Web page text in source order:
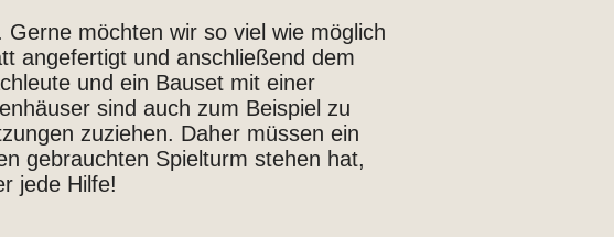
möchten wir so viel wie möglich
angefertigt und anschließend dem
und ein Bauset mit einer
sind auch zum Beispiel zu
zuziehen. Daher müssen ein
gebrauchten Spielturm stehen hat,
jede Hilfe!